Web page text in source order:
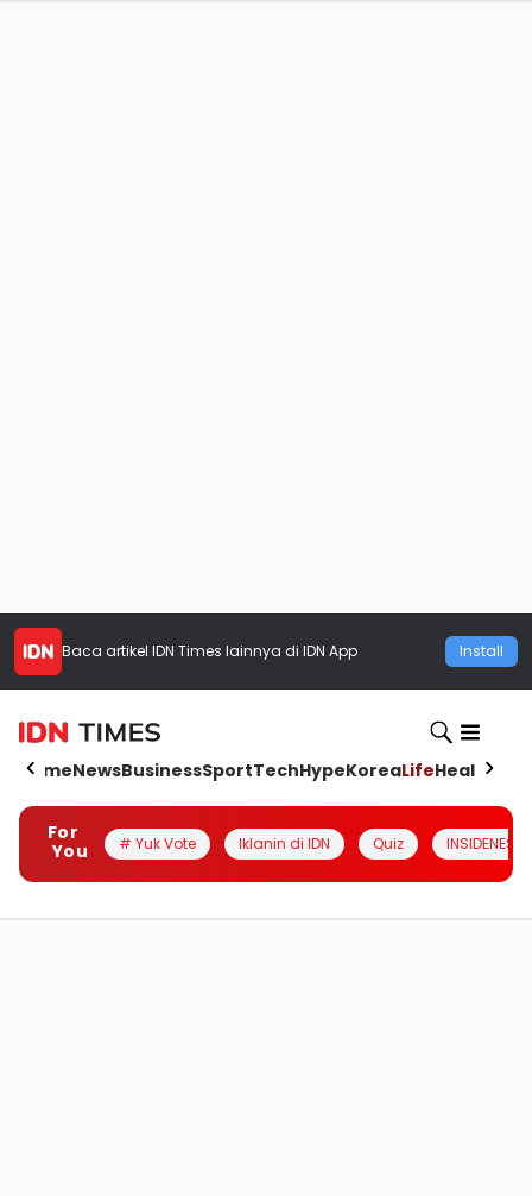
Baca artikel IDN Times lainnya di IDN App Install
HomeNewsBusinessSportTechHypeKoreaLifeHealth
For
You
# Yuk Vote Iklanin di IDN Quiz INSIDENESIA